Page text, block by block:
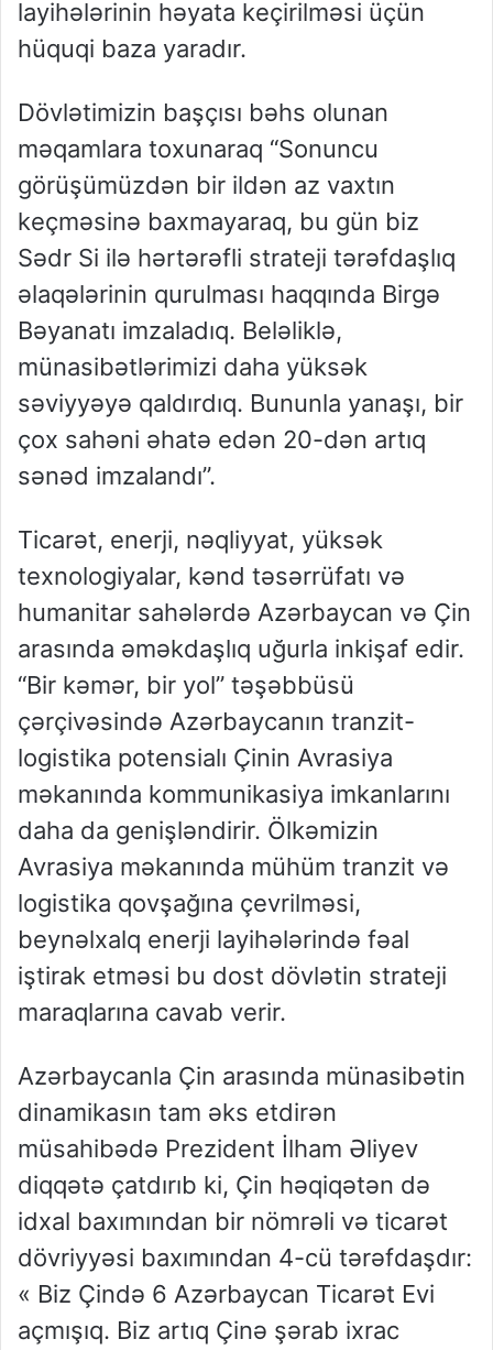
layihələrinin həyata keçirilməsi üçün
hüquqi baza yaradır.
Dövlətimizin başçısı bəhs olunan
məqamlara toxunaraq “Sonuncu
görüşümüzdən bir ildən az vaxtın
keçməsinə baxmayaraq, bu gün biz
Sədr Si ilə hərtərəfli strateji tərəfdaşlıq
əlaqələrinin qurulması haqqında Birgə
Bəyanatı imzaladıq. Beləliklə,
münasibətlərimizi daha yüksək
səviyyəyə qaldırdıq. Bununla yanaşı, bir
çox sahəni əhatə edən 20-dən artıq
sənəd imzalandı”.
Ticarət, enerji, nəqliyyat, yüksək
texnologiyalar, kənd təsərrüfatı və
humanitar sahələrdə Azərbaycan və Çin
arasında əməkdaşlıq uğurla inkişaf edir.
“Bir kəmər, bir yol” təşəbbüsü
çərçivəsində Azərbaycanın tranzit-
logistika potensialı Çinin Avrasiya
məkanında kommunikasiya imkanlarını
daha da genişləndirir. Ölkəmizin
Avrasiya məkanında mühüm tranzit və
logistika qovşağına çevrilməsi,
beynəlxalq enerji layihələrində fəal
iştirak etməsi bu dost dövlətin strateji
maraqlarına cavab verir.
Azərbaycanla Çin arasında münasibətin
dinamikasın tam əks etdirən
müsahibədə Prezident İlham Əliyev
diqqətə çatdırıb ki, Çin həqiqətən də
idxal baxımından bir nömrəli və ticarət
dövriyyəsi baxımından 4-cü tərəfdaşdır:
« Biz Çində 6 Azərbaycan Ticarət Evi
açmışıq. Biz artıq Çinə şərab ixrac